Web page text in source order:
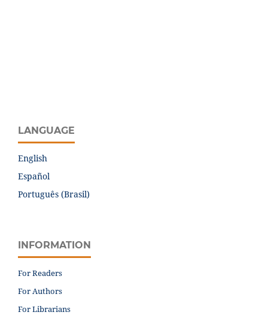
LANGUAGE
English
Español
Português (Brasil)
INFORMATION
For Readers
For Authors
For Librarians